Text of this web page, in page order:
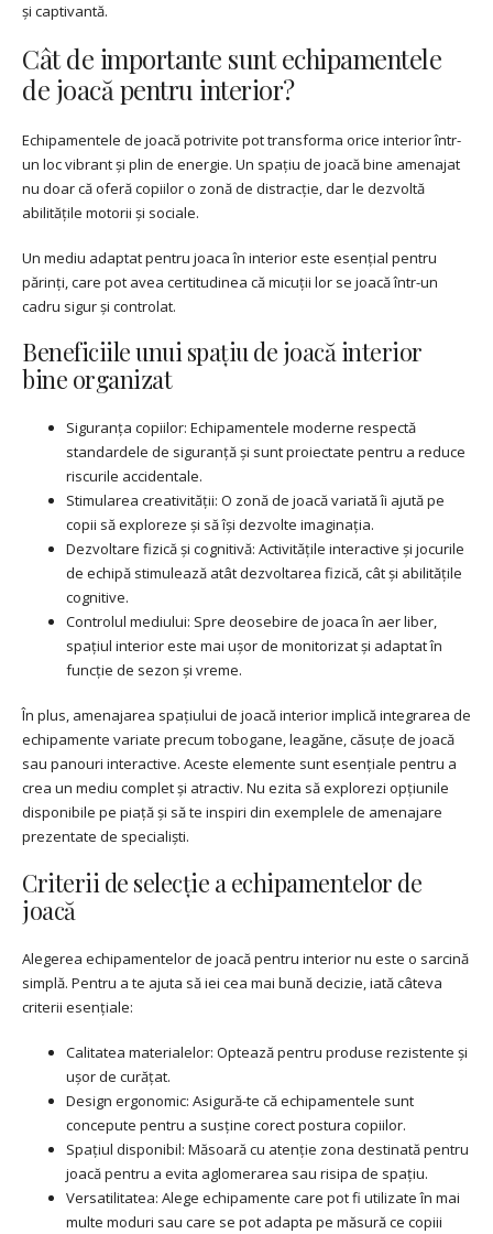
și captivantă.
Cât de importante sunt echipamentele
de joacă pentru interior?
Echipamentele de joacă potrivite pot transforma orice interior într-
un loc vibrant și plin de energie. Un spațiu de joacă bine amenajat
nu doar că oferă copiilor o zonă de distracție, dar le dezvoltă
abilitățile motorii și sociale.
Un mediu adaptat pentru joaca în interior este esențial pentru
părinți, care pot avea certitudinea că micuții lor se joacă într-un
cadru sigur și controlat.
Beneficiile unui spațiu de joacă interior
bine organizat
Siguranța copiilor: Echipamentele moderne respectă
standardele de siguranță și sunt proiectate pentru a reduce
riscurile accidentale.
Stimularea creativității: O zonă de joacă variată îi ajută pe
copii să exploreze și să își dezvolte imaginația.
Dezvoltare fizică și cognitivă: Activitățile interactive și jocurile
de echipă stimulează atât dezvoltarea fizică, cât și abilitățile
cognitive.
Controlul mediului: Spre deosebire de joaca în aer liber,
spațiul interior este mai ușor de monitorizat și adaptat în
funcție de sezon și vreme.
În plus, amenajarea spațiului de joacă interior implică integrarea de
echipamente variate precum tobogane, leagăne, căsuțe de joacă
sau panouri interactive. Aceste elemente sunt esențiale pentru a
crea un mediu complet și atractiv. Nu ezita să explorezi opțiunile
disponibile pe piață și să te inspiri din exemplele de amenajare
prezentate de specialiști.
Criterii de selecție a echipamentelor de
joacă
Alegerea echipamentelor de joacă pentru interior nu este o sarcină
simplă. Pentru a te ajuta să iei cea mai bună decizie, iată câteva
criterii esențiale:
Calitatea materialelor: Optează pentru produse rezistente și
ușor de curățat.
Design ergonomic: Asigură-te că echipamentele sunt
concepute pentru a susține corect postura copiilor.
Spațiul disponibil: Măsoară cu atenție zona destinată pentru
joacă pentru a evita aglomerarea sau risipa de spațiu.
Versatilitatea: Alege echipamente care pot fi utilizate în mai
multe moduri sau care se pot adapta pe măsură ce copiii